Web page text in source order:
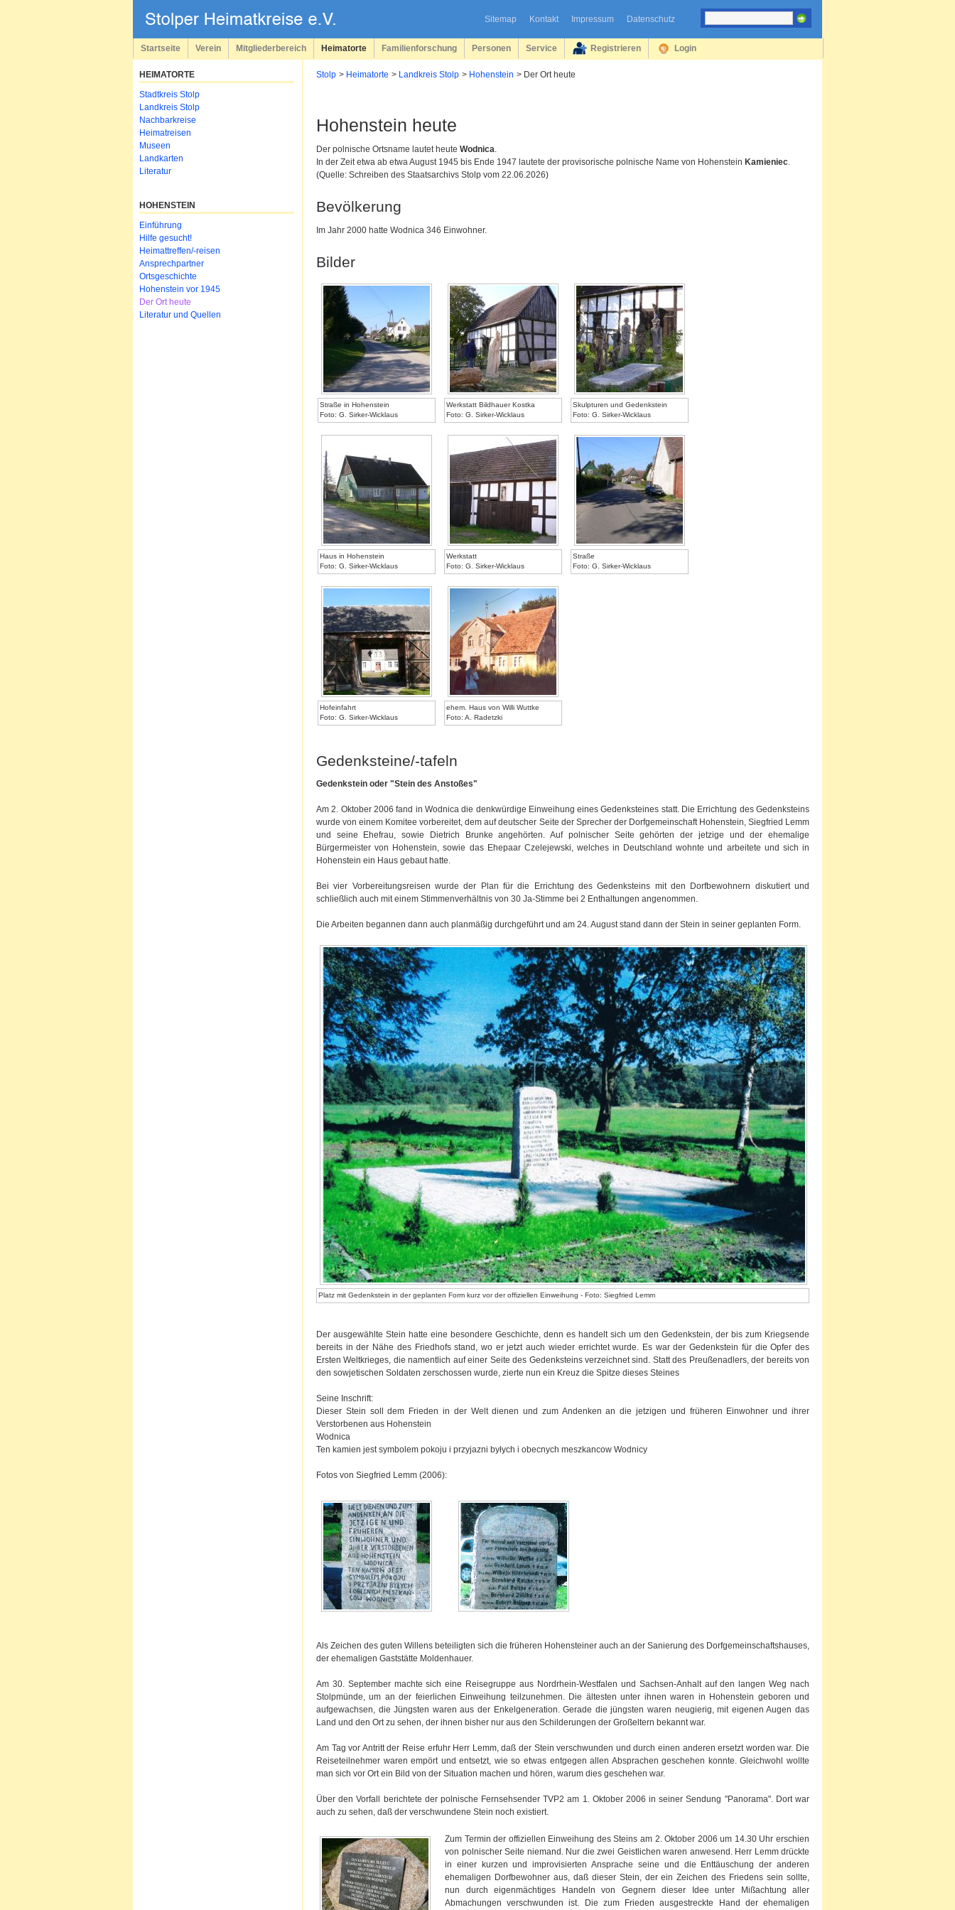
Sitemap Kontakt Impressum Datenschutz
überspringen
Startseite Verein Mitgliederbereich Heimatorte Familienforschung Personen Service Registrieren Login
Stolp Heimatorte Landkreis Stolp Hohenstein Der Ort heute
Hohenstein heute
Der polnische Ortsname lautet heute Wodnica.
In der Zeit etwa ab etwa August 1945 bis Ende 1947 lautete der provisorische polnische Name von Hohenstein Kamieniec.
(Quelle: Schreiben des Staatsarchivs Stolp vom 22.06.2026)
Bevölkerung
Im Jahr 2000 hatte Wodnica 346 Einwohner.
Bilder
Straße in Hohenstein
Foto: G. Sirker-Wicklaus
Werkstatt Bildhauer Kostka
Foto: G. Sirker-Wicklaus
Skulpturen und Gedenkstein
Foto: G. Sirker-Wicklaus
Haus in Hohenstein
Foto: G. Sirker-Wicklaus
Werkstatt
Foto: G. Sirker-Wicklaus
Straße
Foto: G. Sirker-Wicklaus
Hofeinfahrt
Foto: G. Sirker-Wicklaus
ehem. Haus von Willi Wuttke
Foto: A. Radetzki
Gedenksteine/-tafeln
Gedenkstein oder "Stein des Anstoßes"
Am 2. Oktober 2006 fand in Wodnica die denkwürdige Einweihung eines Gedenksteines statt. Die Errichtung des Gedenksteins
wurde von einem Komitee vorbereitet, dem auf deutscher Seite der Sprecher der Dorfgemeinschaft Hohenstein, Siegfried Lemm
und seine Ehefrau, sowie Dietrich Brunke angehörten. Auf polnischer Seite gehörten der jetzige und der ehemalige
Bürgermeister von Hohenstein, sowie das Ehepaar Czelejewski, welches in Deutschland wohnte und arbeitete und sich in
Hohenstein ein Haus gebaut hatte.
Bei vier Vorbereitungsreisen wurde der Plan für die Errichtung des Gedenksteins mit den Dorfbewohnern diskutiert und
schließlich auch mit einem Stimmenverhältnis von 30 Ja-Stimme bei 2 Enthaltungen angenommen.
Die Arbeiten begannen dann auch planmäßig durchgeführt und am 24. August stand dann der Stein in seiner geplanten Form.
Platz mit Gedenkstein in der geplanten Form kurz vor der offiziellen Einweihung - Foto: Siegfried Lemm
Der ausgewählte Stein hatte eine besondere Geschichte, denn es handelt sich um den Gedenkstein, der bis zum Kriegsende
bereits in der Nähe des Friedhofs stand, wo er jetzt auch wieder errichtet wurde. Es war der Gedenkstein für die Opfer des
Ersten Weltkrieges, die namentlich auf einer Seite des Gedenksteins verzeichnet sind. Statt des Preußenadlers, der bereits von
den sowjetischen Soldaten zerschossen wurde, zierte nun ein Kreuz die Spitze dieses Steines
Seine Inschrift:
Dieser Stein soll dem Frieden in der Welt dienen und zum Andenken an die jetzigen und früheren Einwohner und ihrer
Verstorbenen aus Hohenstein
Wodnica
Ten kamien jest symbolem pokoju i przyjazni byłych i obecnych meszkancow Wodnicy
Fotos von Siegfried Lemm (2006):
Als Zeichen des guten Willens beteiligten sich die früheren Hohensteiner auch an der Sanierung des Dorfgemeinschaftshauses,
der ehemaligen Gaststätte Moldenhauer.
Am 30. September machte sich eine Reisegruppe aus Nordrhein-Westfalen und Sachsen-Anhalt auf den langen Weg nach
Stolpmünde, um an der feierlichen Einweihung teilzunehmen. Die ältesten unter ihnen waren in Hohenstein geboren und
aufgewachsen, die Jüngsten waren aus der Enkelgeneration. Gerade die jüngsten waren neugierig, mit eigenen Augen das
Land und den Ort zu sehen, der ihnen bisher nur aus den Schilderungen der Großeltern bekannt war.
Am Tag vor Antritt der Reise erfuhr Herr Lemm, daß der Stein verschwunden und durch einen anderen ersetzt worden war. Die
Reiseteilnehmer waren empört und entsetzt, wie so etwas entgegen allen Absprachen geschehen konnte. Gleichwohl wollte
man sich vor Ort ein Bild von der Situation machen und hören, warum dies geschehen war.
Über den Vorfall berichtete der polnische Fernsehsender TVP2 am 1. Oktober 2006 in seiner Sendung "Panorama". Dort war
auch zu sehen, daß der verschwundene Stein noch existiert.
Zum Termin der offiziellen Einweihung des Steins am 2. Oktober 2006 um 14.30 Uhr erschien
von polnischer Seite niemand. Nur die zwei Geistlichen waren anwesend. Herr Lemm drückte
in einer kurzen und improvisierten Ansprache seine und die Enttäuschung der anderen
ehemaligen Dorfbewohner aus, daß dieser Stein, der ein Zeichen des Friedens sein sollte,
nun durch eigenmächtiges Handeln von Gegnern dieser Idee unter Mißachtung aller
Abmachungen verschwunden ist. Die zum Frieden ausgestreckte Hand der ehemaligen
HEIMATORTE
Navigation
überspringen
Stadtkreis Stolp
Landkreis Stolp
Nachbarkreise
Heimatreisen
Museen
Landkarten
Literatur
HOHENSTEIN
Navigation
überspringen
Einführung
Hilfe gesucht!
Heimattreffen/-reisen
Ansprechpartner
Ortsgeschichte
Hohenstein vor 1945
Der Ort heute
Literatur und Quellen